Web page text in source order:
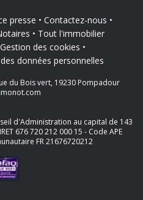
presse
Contactez-nous
Tout l'immobilier
Gestion des cookies
données personnelles
du Bois vert, 19230 Pompadour
d'Administration au capital de 143
676 720 212 000 15 - Code APE
FR 21676720212